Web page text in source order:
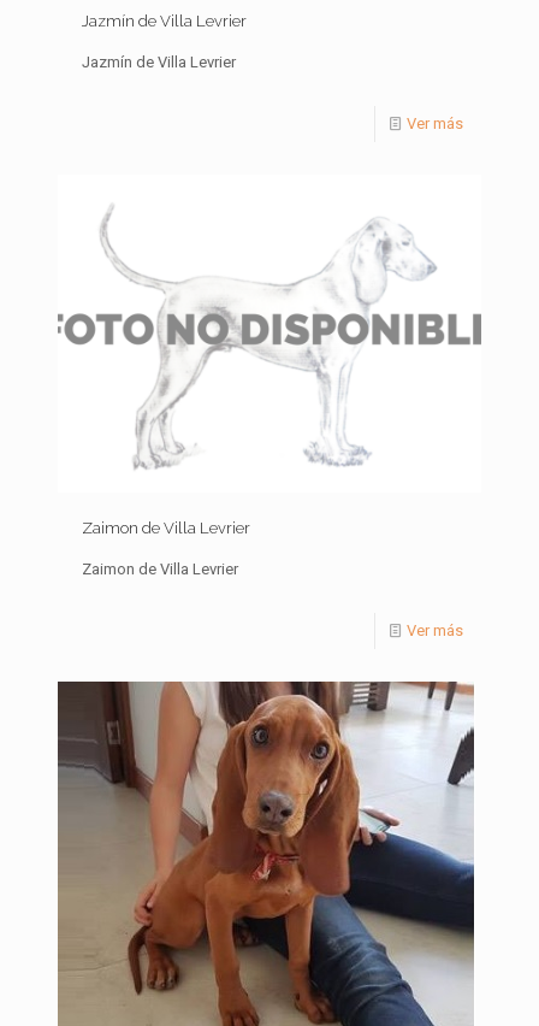
Jazmín de Villa Levrier
Jazmín de Villa Levrier
Ver más
Zaimon de Villa Levrier
Zaimon de Villa Levrier
Ver más